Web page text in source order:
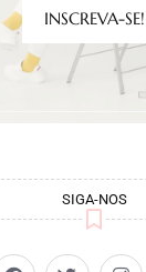
INSCREVA-SE!
SIGA-NOS